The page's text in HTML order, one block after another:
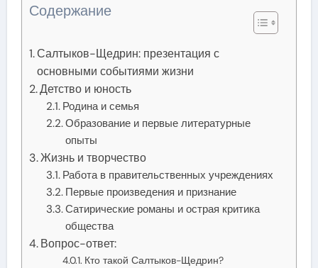
Содержание
Салтыков-Щедрин: презентация с
основными событиями жизни
Детство и юность
Родина и семья
Образование и первые литературные
опыты
Жизнь и творчество
Работа в правительственных учреждениях
Первые произведения и признание
Сатирические романы и острая критика
общества
Вопрос-ответ:
Кто такой Салтыков-Щедрин?